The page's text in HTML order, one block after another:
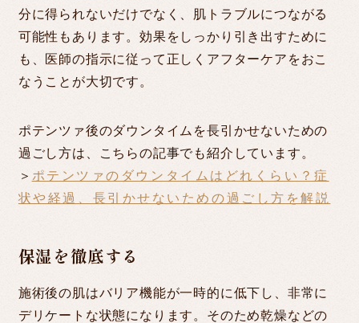
分に得られないだけでなく、肌トラブルにつながる
可能性もあります。効果をしっかり引き出すために
も、医師の指示に従って正しくアフターケアをおこ
なうことが大切です。
ポテンツァ後のダウンタイムを長引かせないための
過ごし方は、こちらの記事でも紹介しています。
＞ ポテンツァのダウンタイムはどれくらい？症
状や経過、長引かせないための過ごし方を解説
保湿を徹底する
施術後の肌はバリア機能が一時的に低下し、非常に
デリケートな状態になります。そのため乾燥などの